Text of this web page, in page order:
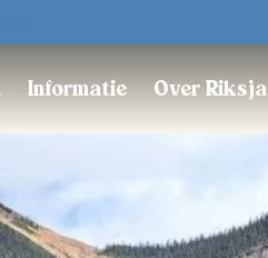
Informatie Over Riksja